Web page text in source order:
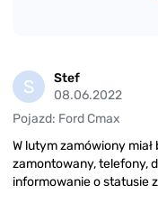
S
Stef
08.06.2022
Pojazd: Ford Cmax
W lutym zamówiony
zamontowany, telefony,
informowanie o statusie